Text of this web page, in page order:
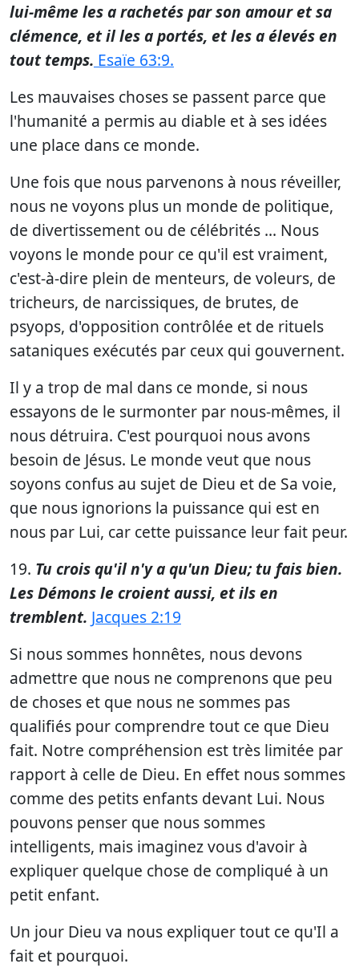
lui-même les a rachetés par son amour et sa
clémence, et il les a portés, et les a élevés en
tout temps. Esaïe 63:9.
Les mauvaises choses se passent parce que
l'humanité a permis au diable et à ses idées
une place dans ce monde.
Une fois que nous parvenons à nous réveiller,
nous ne voyons plus un monde de politique,
de divertissement ou de célébrités ... Nous
voyons le monde pour ce qu'il est vraiment,
c'est-à-dire plein de menteurs, de voleurs, de
tricheurs, de narcissiques, de brutes, de
psyops, d'opposition contrôlée et de rituels
sataniques exécutés par ceux qui gouvernent.
Il y a trop de mal dans ce monde, si nous
essayons de le surmonter par nous-mêmes, il
nous détruira. C'est pourquoi nous avons
besoin de Jésus. Le monde veut que nous
soyons confus au sujet de Dieu et de Sa voie,
que nous ignorions la puissance qui est en
nous par Lui, car cette puissance leur fait peur.
19. Tu crois qu'il n'y a qu'un Dieu; tu fais bien.
Les Démons le croient aussi, et ils en
tremblent. Jacques 2:19
Si nous sommes honnêtes, nous devons
admettre que nous ne comprenons que peu
de choses et que nous ne sommes pas
qualifiés pour comprendre tout ce que Dieu
fait. Notre compréhension est très limitée par
rapport à celle de Dieu. En effet nous sommes
comme des petits enfants devant Lui. Nous
pouvons penser que nous sommes
intelligents, mais imaginez vous d'avoir à
expliquer quelque chose de compliqué à un
petit enfant.
Un jour Dieu va nous expliquer tout ce qu'Il a
fait et pourquoi.